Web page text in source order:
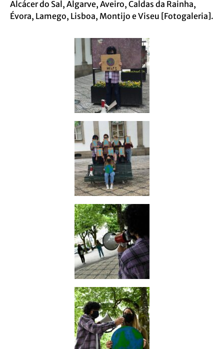
Alcácer do Sal, Algarve, Aveiro, Caldas da Rainha,
Évora, Lamego, Lisboa, Montijo e Viseu [Fotogaleria].